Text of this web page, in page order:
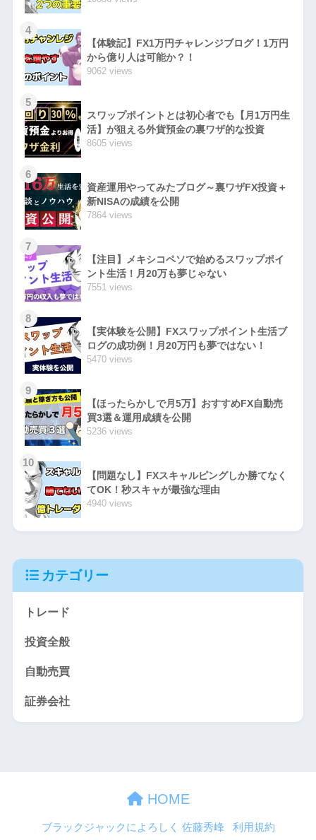
4
【体験記】FX1万円チャレンジブログ！1万円
から億り人は可能か？！
9062 views
5
スワップポイントとは初心者でも【月1万円生
活】が狙える外貨預金の裏ワザ的な投資
8605 views
6
資産運用やってみたブログ～裏ワザFX投資＋
新NISAの成績を公開
7864 views
7
【注目】メキシコペソで始めるスワップポイ
ント生活！月20万も夢じゃない
7551 views
8
【実体験を公開】FXスワップポイント生活ブ
ログの成功例！月20万円も夢ではない！
5470 views
9
【ほったらかしで月5万】おすすめFX自動売
買3選＆運用成績を公開
5236 views
10
【問題なし】FXスキャルピングしか勝てなく
てOK！秒スキャが最強な理由
4940 views
カテゴリー
トレード
投資全般
自動売買
証券会社
HOME
ブラックジャックによろしく 佐藤秀峰 利用規約